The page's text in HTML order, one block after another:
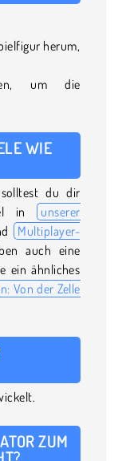
herum,
um die
WIE
du dir
in unserer
Multiplayer-
auch eine
ein ähnliches
Von der Zelle
ZUM